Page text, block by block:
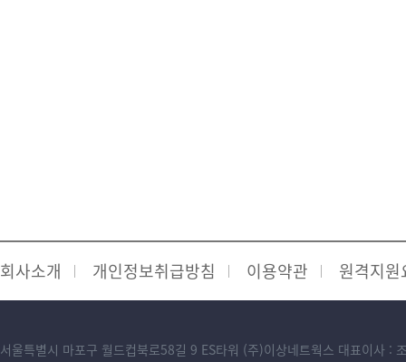
회사소개 개인정보취급방침 이용약관 원격지원
서울특별시 마포구 월드컵북로58길 9 ES타워 (주)이상네트웍스 대표이사 :